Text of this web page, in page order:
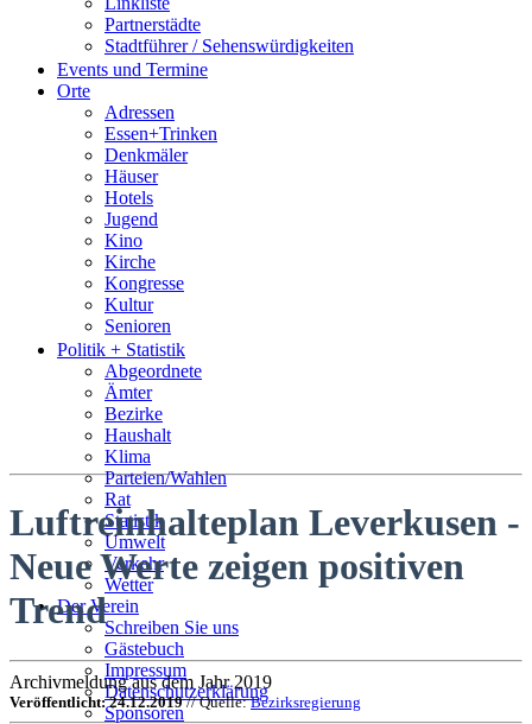
Partnerstädte
Stadtführer / Sehenswürdigkeiten
Stadtplan
Sport
Who is who
Wohnen
Events und Termine
Orte
Adressen
Essen+Trinken
Denkmäler
Häuser
Hotels
Jugend
Kino
Kirche
Kongresse
Kultur
Senioren
Stadtführer
Straßen
Politik + Statistik
Abgeordnete
Ämter
Bezirke
Haushalt
Klima
Parteien/Wahlen
Rat
Statistik
Umwelt
Verkehr
Wetter
Der Verein
Schreiben Sie uns
Gästebuch
Impressum
Datenschutzerklärung
Sponsoren
Luftreinhalteplan Leverkusen -
Neue Werte zeigen positiven
Trend
Archivmeldung aus dem Jahr 2019
Veröffentlicht: 24.12.2019// Quelle:Bezirksregierung